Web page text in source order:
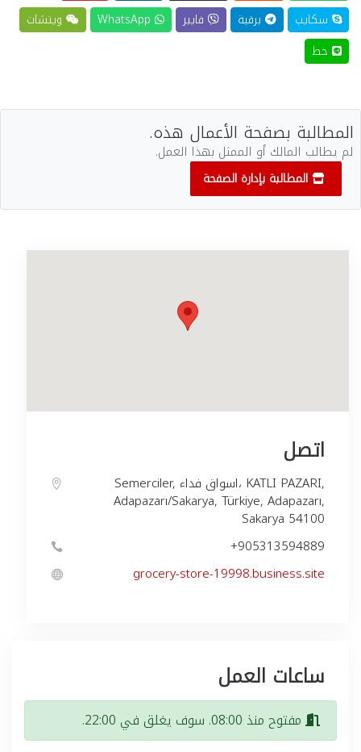
سكايب
برقية فايبر
ويتشات
خط
المطالبة بصفحة الأعمال هذه.
لم يطالب المالك أو الممثل بهذا العمل.
المطالبة بإدارة الصفحة
اتصل
Semerciler, اسواق فداء، KATLI PAZARI,
Adapazarı/Sakarya, Türkiye, Adapazarı,
Sakarya 54100
grocery-store-19998.business.site
ساعات العمل
مفتوح منذ 08:00. سوف يغلق في 22:00.